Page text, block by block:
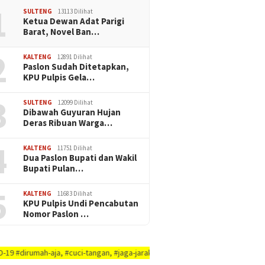
SULTENG 13113 Dilihat
Ketua Dewan Adat Parigi
Barat, Novel Ban…
KALTENG 12891 Dilihat
Paslon Sudah Ditetapkan,
KPU Pulpis Gela…
SULTENG 12099 Dilihat
Dibawah Guyuran Hujan
Deras Ribuan Warga…
KALTENG 11751 Dilihat
Dua Paslon Bupati dan Wakil
Bupati Pulan…
KALTENG 11683 Dilihat
KPU Pulpis Undi Pencabutan
Nomor Paslon …
aja, #cuci-tangan, #jaga-jarak, #jaga-imunitas-tubuh, #rajin-bersikan-